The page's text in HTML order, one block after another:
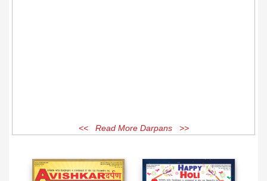
<< Read More Darpans >>